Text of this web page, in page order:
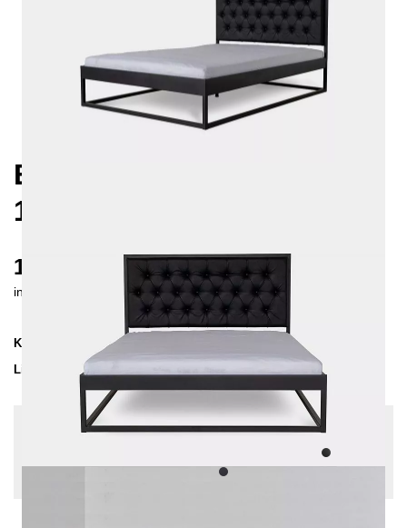
EKON METALLBETT
140X200 CM
1150 €
inkl. MwSt. inkl. Versandkosten (DE)
Kollektion
Lieferzeit
4-5 Wochen | vsl. 4. Sep - 11. Sep
Konfiguration bearbeiten
Kunstleder - Schwarz, Farben:
Schwarz